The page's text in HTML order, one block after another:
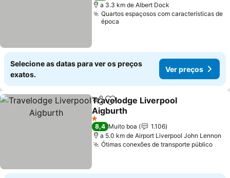
a 3.3 km de Albert Dock
Quartos espaçosos com características de
época
Selecione as datas para ver os preços
exatos.
Ver preços
PartilharAdicionar aos favoritos
Travelodge Liverpool
Aigburth
1 Estrelas
8,4 Muito boa
1.106
a 5.0 km de Airport Liverpool John Lennon
Ótimas conexões de transporte público